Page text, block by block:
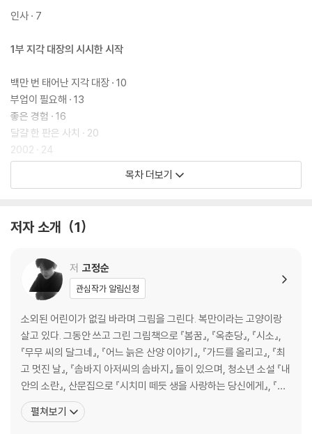
인사 · 7
1부 지각 대장의 시시한 시작
백만 번 태어난 지각 대장 · 10
부업이 필요해 · 13
좋은 경험 · 16
달걀 한 판은 사치 · 20
2002 · 24
이름 모를 물고기 · 27
2부 그림책이라는 산
사전 읽는 날 · 46
다음이라는 거짓말 · 52
울음 시합 · 55
밑그림은 지도일 뿐 · 62
소장님께 · 65
정말 바람이 불까? · 72
철사로 만든 슬픔 · 78
날 닮은 당신에게 · 82
귀한 사람 · 88
시소 타는 귀신 · 91
목차 더보기
저자 소개 1
저 고정순
관심작가 알림신청
소외된 어린이가 없길 바라며 그림을 그린다. 복만이라는 고양이랑
살고 있다. 그동안 쓰고 그린 그림책으로 『봄꿈』, 『옥춘당』, 『시소』,
『무무 씨의 달그네』, 『어느 늙은 산양 이야기』, 『가드를 올리고』, 『최
고 멋진 날』, 『솜바지 아저씨의 솜바지』 들이 있으며, 청소년 소설 『내
안의 소란』, 산문집으로 『시치미 떼듯 생을 사랑하는 당신에게』, 『안
녕하다』, 『그림책이라는 산』을 펴냈다. 그림책은 물론이고, 에세이,
소설, 만화로 영역을 넓히며 자신의 이야기를 전하고 있다. 그림책
펼쳐보기